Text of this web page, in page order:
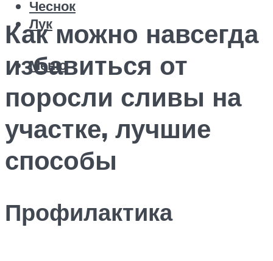
Чеснок
Лук
Меню
Как можно навсегда
избавиться от
поросли сливы на
участке, лучшие
способы
Профилактика